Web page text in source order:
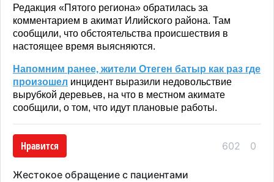
Редакция «Пятого региона» обратилась за
комментарием в акимат Илийского района. Там
сообщили, что обстоятельства происшествия в
настоящее время выясняются.
Напомним ранее, жители Отеген батыр как раз где
произошел инцидент выразили недовольствие
вырубкой деревьев, на что в местном акимате
сообщили, о том, что идут плановые работы.
Нравится 602 0
Жестокое обращение с пациентами